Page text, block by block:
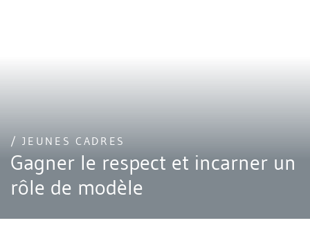
/ JEUNES CADRES
Gagner le respect et incarner un
rôle de modèle